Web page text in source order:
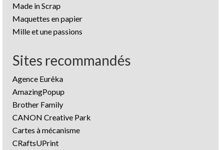
Made in Scrap
Maquettes en papier
Mille et une passions
Sites recommandés
Agence Eurêka
AmazingPopup
Brother Family
CANON Creative Park
Cartes à mécanisme
CRaftsUPrint